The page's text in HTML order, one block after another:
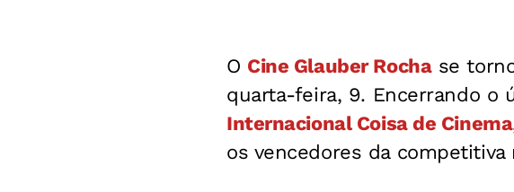
O Cine Glauber Rochase
quarta-feira, 9. Encerrando o
Internacional Coisa de Cinema
os vencedores da